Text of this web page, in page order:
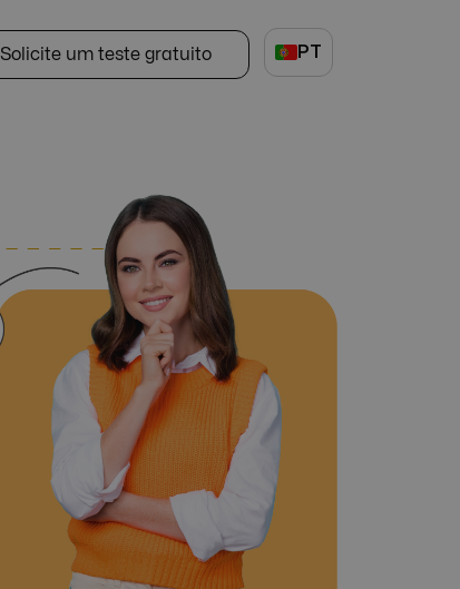
Solicite um teste gratuito PT